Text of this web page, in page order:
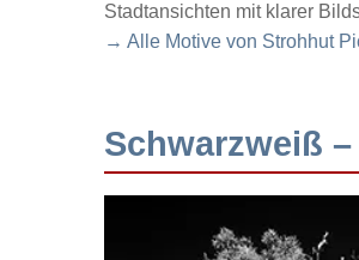
Stadtansichten mit klarer
→ Alle Motive von Strohhut
Schwarzweiß